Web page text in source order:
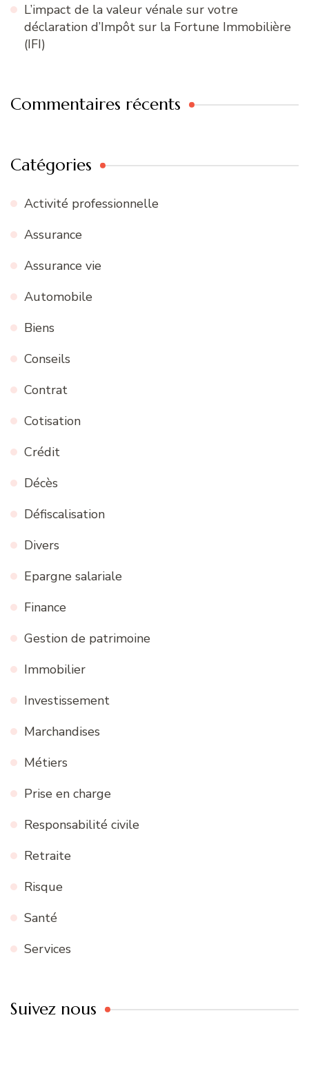
L’impact de la valeur vénale sur votre
déclaration d’Impôt sur la Fortune Immobilière
(IFI)
Commentaires récents
Catégories
Activité professionnelle
Assurance
Assurance vie
Automobile
Biens
Conseils
Contrat
Cotisation
Crédit
Décès
Défiscalisation
Divers
Epargne salariale
Finance
Gestion de patrimoine
Immobilier
Investissement
Marchandises
Métiers
Prise en charge
Responsabilité civile
Retraite
Risque
Santé
Services
Suivez nous